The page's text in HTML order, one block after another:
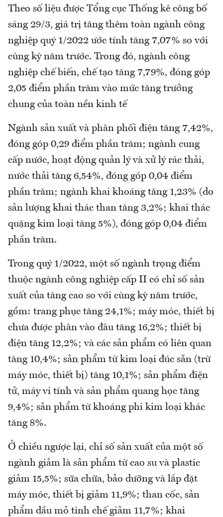
Theo số liệu được Tổng cục Thống kê công bố
sáng 29/3, giá trị tăng thêm toàn ngành công
nghiệp quý 1/2022 ước tính tăng 7,07% so với
cùng kỳ năm trước. Trong đó, ngành công
nghiệp chế biến, chế tạo tăng 7,79%, đóng góp
2,05 điểm phần trăm vào mức tăng trưởng
chung của toàn nền kinh tế
Ngành sản xuất và phân phối điện tăng 7,42%,
đóng góp 0,29 điểm phần trăm; ngành cung
cấp nước, hoạt động quản lý và xử lý rác thải,
nước thải tăng 6,54%, đóng góp 0,04 điểm
phần trăm; ngành khai khoáng tăng 1,23% (do
sản lượng khai thác than tăng 3,2%; khai thác
quặng kim loại tăng 5%), đóng góp 0,04 điểm
phần trăm.
Trong quý 1/2022, một số ngành trọng điểm
thuộc ngành công nghiệp cấp II có chỉ số sản
xuất của tăng cao so với cùng kỳ năm trước,
gồm: trang phục tăng 24,1%; máy móc, thiết bị
chưa được phân vào đâu tăng 16,2%; thiết bị
điện tăng 12,2%; và các sản phẩm có liên quan
tăng 10,4%; sản phẩm từ kim loại đúc sẵn (trừ
máy móc, thiết bị) tăng 10,1%; sản phẩm điện
tử, máy vi tính và sản phẩm quang học tăng
9,4%; sản phẩm từ khoáng phi kim loại khác
tăng 8%.
Ở chiều ngược lại, chỉ số sản xuất của một số
ngành giảm là sản phẩm từ cao su và plastic
giảm 15,5%; sữa chữa, bảo dưỡng và lắp đặt
máy móc, thiết bị giảm 11,9%; than cốc, sản
phẩm dầu mỏ tinh chế giảm 11,7%; khai